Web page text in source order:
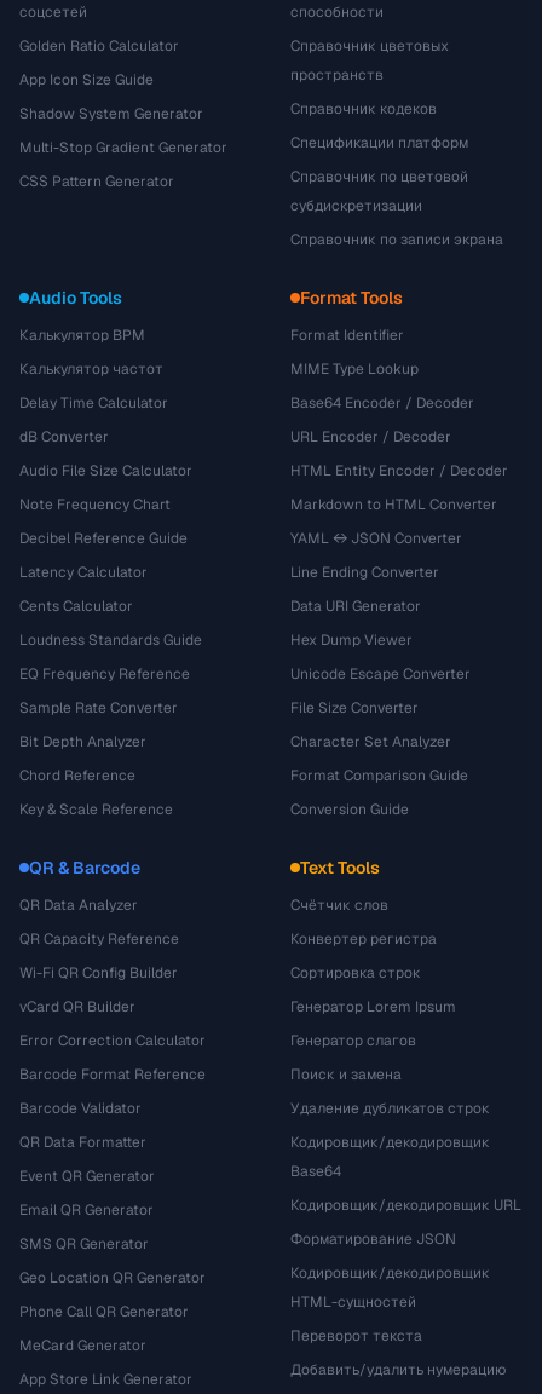
соцсетей
Golden Ratio Calculator
App Icon Size Guide
Shadow System Generator
Multi-Stop Gradient Generator
CSS Pattern Generator
способности
Справочник цветовых
пространств
Справочник кодеков
Спецификации платформ
Справочник по цветовой
субдискретизации
Справочник по записи экрана
Audio Tools
Калькулятор BPM
Калькулятор частот
Delay Time Calculator
dB Converter
Audio File Size Calculator
Note Frequency Chart
Decibel Reference Guide
Latency Calculator
Cents Calculator
Loudness Standards Guide
EQ Frequency Reference
Sample Rate Converter
Bit Depth Analyzer
Chord Reference
Key & Scale Reference
Format Tools
Format Identifier
MIME Type Lookup
Base64 Encoder / Decoder
URL Encoder / Decoder
HTML Entity Encoder / Decoder
Markdown to HTML Converter
YAML ↔ JSON Converter
Line Ending Converter
Data URI Generator
Hex Dump Viewer
Unicode Escape Converter
File Size Converter
Character Set Analyzer
Format Comparison Guide
Conversion Guide
QR & Barcode
QR Data Analyzer
QR Capacity Reference
Wi-Fi QR Config Builder
vCard QR Builder
Error Correction Calculator
Barcode Format Reference
Barcode Validator
QR Data Formatter
Event QR Generator
Email QR Generator
SMS QR Generator
Geo Location QR Generator
Phone Call QR Generator
MeCard Generator
App Store Link Generator
Text Tools
Счётчик слов
Конвертер регистра
Сортировка строк
Генератор Lorem Ipsum
Генератор слагов
Поиск и замена
Удаление дубликатов строк
Кодировщик/декодировщик
Base64
Кодировщик/декодировщик URL
Форматирование JSON
Кодировщик/декодировщик
HTML-сущностей
Переворот текста
Добавить/удалить нумерацию